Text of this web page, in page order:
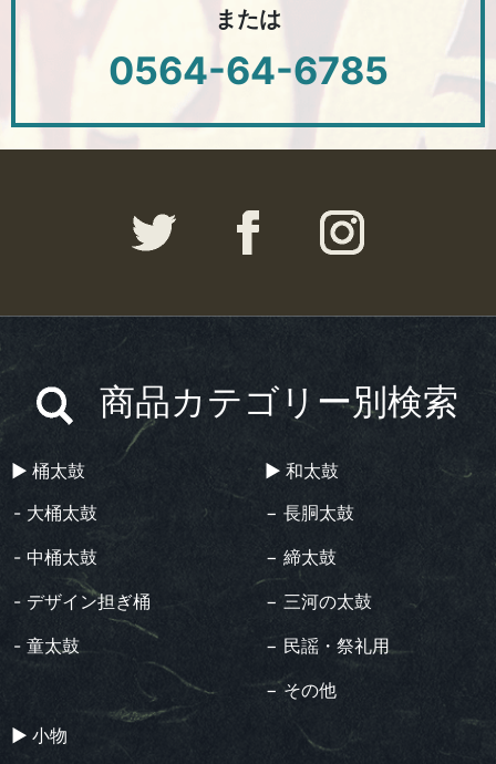
または
0564-64-6785
商品カテゴリー別検索
▶︎ 桶太鼓
- 大桶太鼓
- 中桶太鼓
- デザイン担ぎ桶
- 童太鼓
▶︎ 和太鼓
− 長胴太鼓
− 締太鼓
− 三河の太鼓
− 民謡・祭礼用
− その他
▶︎ 小物